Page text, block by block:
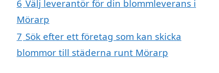
6 Välj leverantör för din blommleverans i
Mörarp
7 Sök efter ett företag som kan skicka
blommor till städerna runt Mörarp